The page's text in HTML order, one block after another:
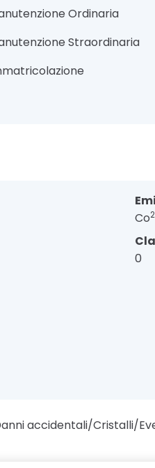
Ordinaria
Straordinaria
Co2
0
accidentali/Cristalli/